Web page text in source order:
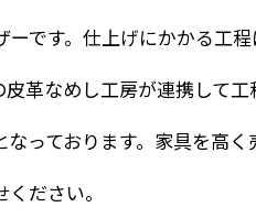
です。仕上げにかかる工
革なめし工房が連携して
っております。家具を高く
ださい。